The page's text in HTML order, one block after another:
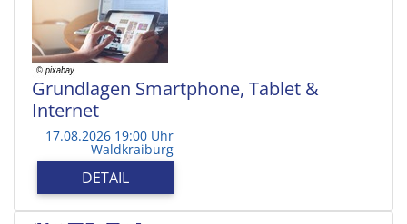
Grundlagen Smartphone, Tablet &
Internet
17.08.2026 19:00 Uhr
Waldkraiburg
DETAIL